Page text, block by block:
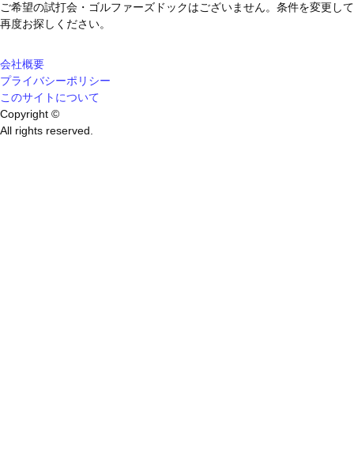
ご希望の試打会・ゴルファーズドックはございません。条件を変更して
再度お探しください。
会社概要
プライバシーポリシー
このサイトについて
Copyright ©
All rights reserved.